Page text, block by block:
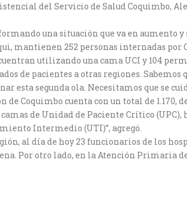
del Servicio de Salud Coquimbo,
una situación que va en aumento y
mantienen 252 personas internadas por
utilizando una cama UCI y 104
de pacientes a otras regiones.
esta segunda ola. Necesitamos que se
Coquimbo cuenta con un total de 1.170,
de Unidad de Paciente Crítico (UPC),
Intermedio (UTI)”, agregó.
al día de hoy 23 funcionarios de los
Por otro lado, en la Atención Primaria